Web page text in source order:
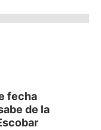
fecha
de la